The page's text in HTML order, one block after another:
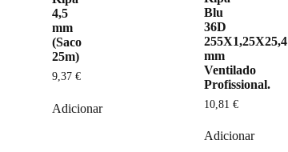
4,5
mm
(Saco
25m)
9,37€
Adicionar
Blu
36D
255X1,25X25,4
mm
Ventilado
Profissional.
10,81 €
Adicionar